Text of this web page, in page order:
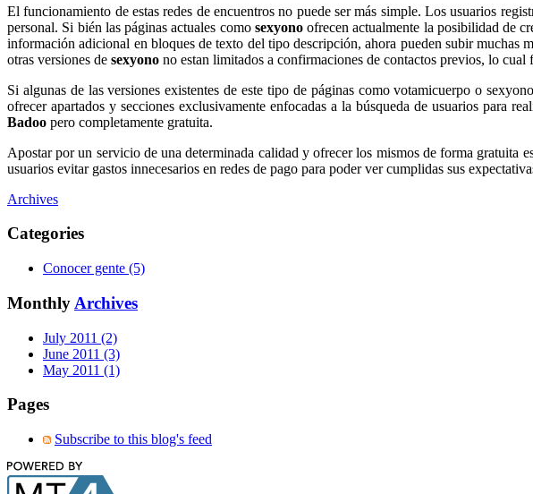
El funcionamiento de estas redes de encuentros no puede ser más simple. Los usuarios
personal. Si bién las páginas actuales como sexyonoofrecen actualmente la posibilidad de
información adicional en bloques de texto del tipo descripción, ahora pueden subir muchas
otras versiones de sexyono no estan limitados a confirmaciones de contactos previos, lo
Si algunas de las versiones existentes de este tipo de páginas como votamicuerpo o
ofrecer apartados y secciones exclusivamente enfocadas a la búsqueda de usuarios para
Badoo pero completamente gratuita.
Apostar por un servicio de una determinada calidad y ofrecer los mismos de forma gratuita
usuarios evitar gastos innecesarios en redes de pago para poder ver cumplidas sus
Archives
Categories
Conocer gente (5)
Monthly Archives
July 2011 (2)
June 2011 (3)
May 2011 (1)
Pages
Subscribe to this blog's feed